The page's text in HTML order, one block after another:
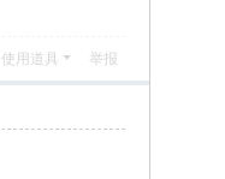
使用道具 举报